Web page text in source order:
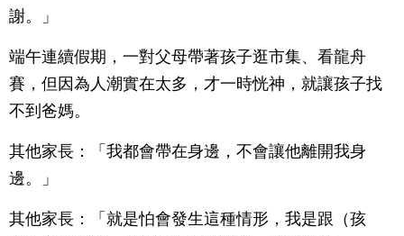
謝。」
端午連續假期，一對父母帶著孩子逛市集、看龍舟
賽，但因為人潮實在太多，才一時恍神，就讓孩子找
不到爸媽。
其他家長：「我都會帶在身邊，不會讓他離開我身
邊。」
其他家長：「就是怕會發生這種情形，我是跟（孩